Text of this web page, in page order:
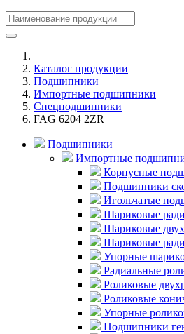
Каталог продукции
Подшипники
Импортные подшипники
Спецподшипники
FAG 6204 2ZR
Подшипники
Импортные
Корпусные
Подшипники
Игольчатые
Шариковые
Шариковые
Шариковые
Упорные
Радиальные
Роликовые
Роликовые
Упорные
Подшипники